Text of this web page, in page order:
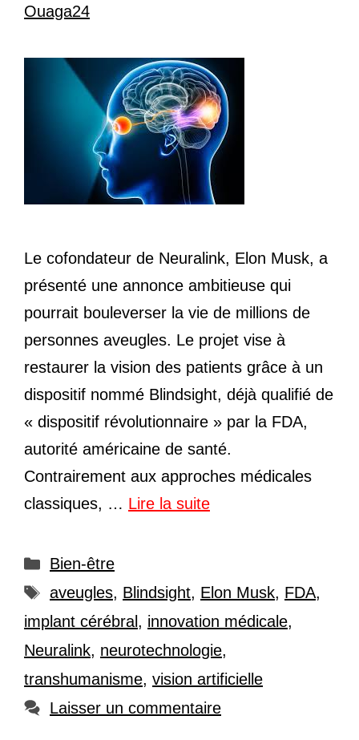
Ouaga24
Le cofondateur de Neuralink, Elon Musk, a
présenté une annonce ambitieuse qui
pourrait bouleverser la vie de millions de
personnes aveugles. Le projet vise à
restaurer la vision des patients grâce à un
dispositif nommé Blindsight, déjà qualifié de
« dispositif révolutionnaire » par la FDA,
autorité américaine de santé.
Contrairement aux approches médicales
classiques, … Lire la suite
Catégories
Bien-être
Étiquettes
aveugles, Blindsight, Elon Musk, FDA,
implant cérébral , innovation médicale,
Neuralink, neurotechnologie,
transhumanisme, vision artificielle
Laisser un commentaire